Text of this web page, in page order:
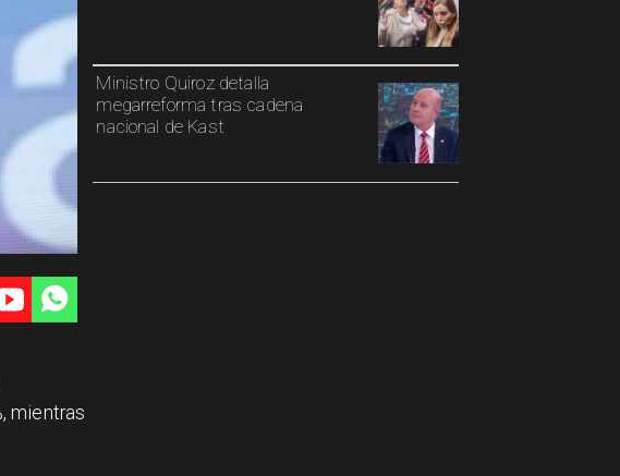
Ministro Quiroz detalla
megarreforma tras cadena
nacional de Kast
mientras